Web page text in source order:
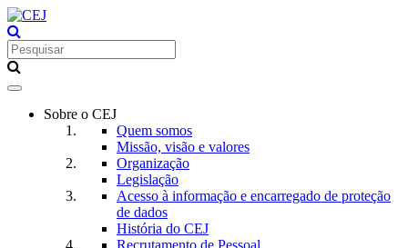
Toggle
navigationSobre o CEJ
Quem somos
Missão, visão e valores
Organização
Legislação
Acesso à informação e encarregado de proteção
de dados
História do CEJ
Recrutamento de Pessoal